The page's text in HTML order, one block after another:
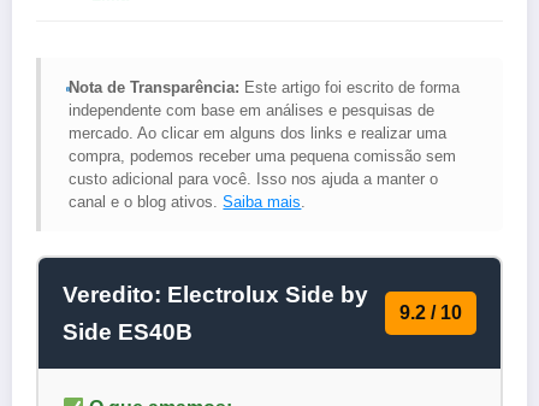
Nota de Transparência: Este artigo foi escrito de forma
independente com base em análises e pesquisas de
mercado. Ao clicar em alguns dos links e realizar uma
compra, podemos receber uma pequena comissão sem
custo adicional para você. Isso nos ajuda a manter o
canal e o blog ativos.Saiba mais.
Veredito: Electrolux Side by
Side ES40B
9.2 / 10